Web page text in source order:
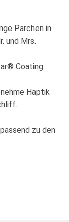
Pärchen in
und Mrs.
Coating
Haptik
zu den